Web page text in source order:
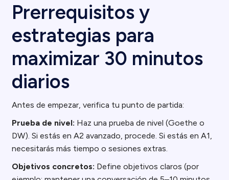
Prerrequisitos y
estrategias para
maximizar 30 minutos
diarios
Antes de empezar, verifica tu punto de partida:
Prueba de nivel: Haz una prueba de nivel (Goethe o
DW). Si estás en A2 avanzado, procede. Si estás en A1,
necesitarás más tiempo o sesiones extras.
Objetivos concretos: Define objetivos claros (por